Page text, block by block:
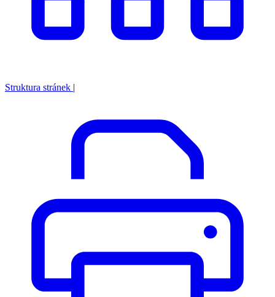
Struktura stránek |